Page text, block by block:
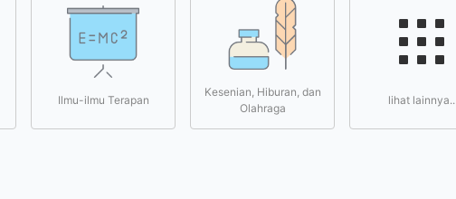
Ilmu-ilmu Terapan
Kesenian, Hiburan, dan
Olahraga
lihat lainnya..